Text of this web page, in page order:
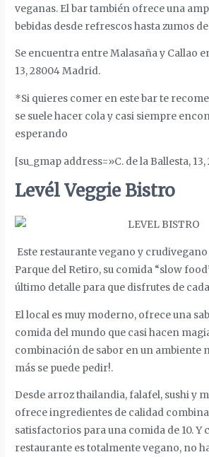
veganas. El bar también ofrece una
bebidas desde refrescos hasta zumos
Se encuentra entre Malasaña y Callao
13, 28004 Madrid.
*Si quieres comer en este bar te
se suele hacer cola y casi siempre
esperando
[su_gmap address=»C. de la Ballesta,
Levél Veggie Bistro
Este restaurante vegano y crudivegano
Parque del Retiro, su comida “slow
último detalle para que disfrutes de
El local es muy moderno, ofrece una
comida del mundo que casi hacen
combinación de sabor en un ambiente
más se puede pedir!.
Desde arroz thailandia,falafel, sushi y
ofrece ingredientes de calidad
satisfactorios para una comida de 10. Y
restaurante es totalmente vegano, no